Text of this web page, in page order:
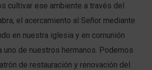
cultivar ese ambiente a través del
el acercamiento al Señor mediante
en nuestra iglesia y en comunión
uno de nuestros hermanos. Podemos
de restauración y renovación del